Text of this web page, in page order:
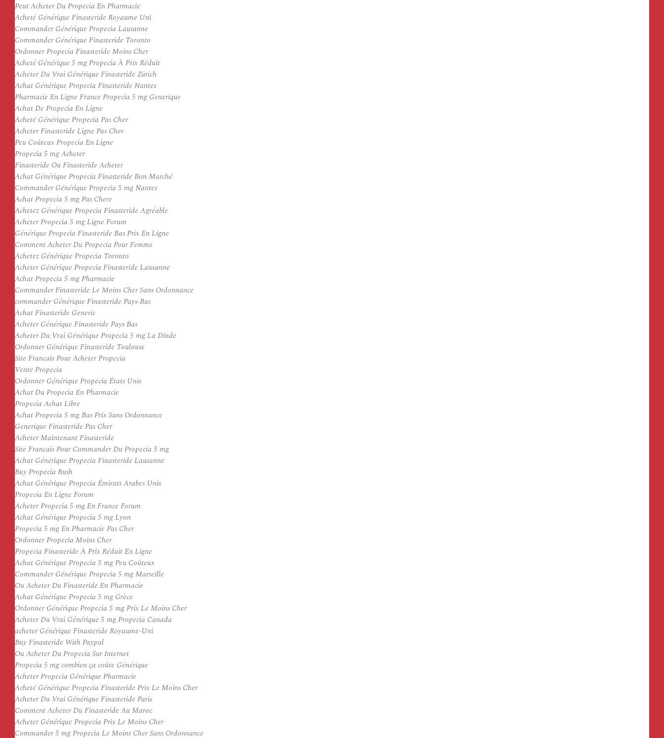
Peut Acheter Du Propecia En Pharmacie
Acheté Générique Finasteride Royaume Uni
Commander Générique Propecia Lausanne
Commander Générique Finasteride Toronto
Ordonner Propecia Finasteride Moins Cher
Acheté Générique 5 mg Propecia À Prix Réduit
Acheter Du Vrai Générique Finasteride Zürich
Achat Générique Propecia Finasteride Nantes
Pharmacie En Ligne France Propecia 5 mg Generique
Achat De Propecia En Ligne
Acheté Générique Propecia Pas Cher
Acheter Finasteride Ligne Pas Cher
Peu Coûteux Propecia En Ligne
Propecia 5 mg Acheter
Finasteride Ou Finasteride Acheter
Achat Générique Propecia Finasteride Bon Marché
Commander Générique Propecia 5 mg Nantes
Achat Propecia 5 mg Pas Chere
Achetez Générique Propecia Finasteride Agréable
Acheter Propecia 5 mg Ligne Forum
Générique Propecia Finasteride Bas Prix En Ligne
Comment Acheter Du Propecia Pour Femme
Achetez Générique Propecia Toronto
Acheter Générique Propecia Finasteride Lausanne
Achat Propecia 5 mg Pharmacie
Commander Finasteride Le Moins Cher Sans Ordonnance
commander Générique Finasteride Pays-Bas
Achat Finasteride Generic
Acheter Générique Finasteride Pays Bas
Acheter Du Vrai Générique Propecia 5 mg La Dinde
Ordonner Générique Finasteride Toulouse
Site Francais Pour Acheter Propecia
Vente Propecia
Ordonner Générique Propecia États Unis
Achat Du Propecia En Pharmacie
Propecia Achat Libre
Achat Propecia 5 mg Bas Prix Sans Ordonnance
Generique Finasteride Pas Cher
Acheter Maintenant Finasteride
Site Francais Pour Commander Du Propecia 5 mg
Achat Générique Propecia Finasteride Lausanne
Buy Propecia Rush
Achat Générique Propecia Émirats Arabes Unis
Propecia En Ligne Forum
Acheter Propecia 5 mg En France Forum
Achat Générique Propecia 5 mg Lyon
Propecia 5 mg En Pharmacie Pas Cher
Ordonner Propecia Moins Cher
Propecia Finasteride À Prix Réduit En Ligne
Achat Générique Propecia 5 mg Peu Coûteux
Commander Générique Propecia 5 mg Marseille
Ou Acheter Du Finasteride En Pharmacie
Achat Générique Propecia 5 mg Grèce
Ordonner Générique Propecia 5 mg Prix Le Moins Cher
Acheter Du Vrai Générique 5 mg Propecia Canada
acheter Générique Finasteride Royaume-Uni
Buy Finasteride With Paypal
Ou Acheter Du Propecia Sur Internet
Propecia 5 mg combien ça coûte Générique
Acheter Propecia Générique Pharmacie
Acheté Générique Propecia Finasteride Prix Le Moins Cher
Acheter Du Vrai Générique Finasteride Paris
Comment Acheter Du Finasteride Au Maroc
Acheter Générique Propecia Prix Le Moins Cher
Commander 5 mg Propecia Le Moins Cher Sans Ordonnance